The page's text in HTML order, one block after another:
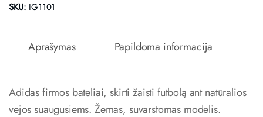
SKU: IG1101
Aprašymas Papildoma informacija
Adidas firmos bateliai, skirti žaisti futbolą ant natūralios
vejos suaugusiems. Žemas, suvarstomas modelis.